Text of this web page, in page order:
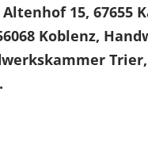
15, 67655
Koblenz,